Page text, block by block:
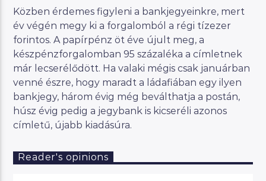
Közben érdemes figyleni a bankjegyeinkre, mert
év végén megy ki a forgalomból a régi tízezer
forintos. A papírpénz öt éve újult meg, a
készpénzforgalomban 95 százaléka a címletnek
már lecserélődött. Ha valaki mégis csak januárban
venné észre, hogy maradt a ládafiában egy ilyen
bankjegy, három évig még beválthatja a postán,
húsz évig pedig a jegybank is kicseréli azonos
címletű, újabb kiadásúra.
Reader's opinions